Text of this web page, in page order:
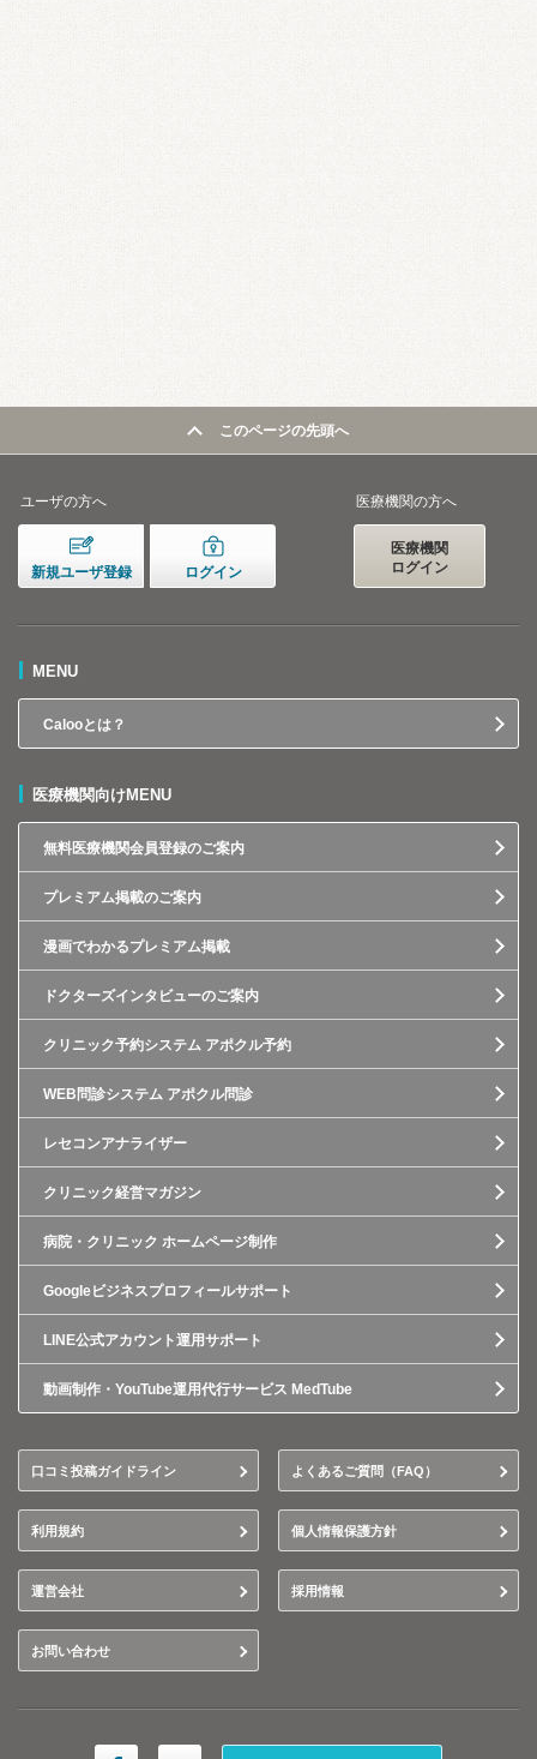
このページの先頭へ
ユーザの方へ
新規ユーザ登録 ログイン
医療機関の方へ
医療機関
ログイン
MENU
Calooとは？
医療機関向けMENU
無料医療機関会員登録のご案内
プレミアム掲載のご案内
漫画でわかるプレミアム掲載
ドクターズインタビューのご案内
クリニック予約システム アポクル予約
WEB問診システム アポクル問診
レセコンアナライザー
クリニック経営マガジン
病院・クリニック ホームページ制作
Googleビジネスプロフィールサポート
LINE公式アカウント運用サポート
動画制作・YouTube運用代行サービス MedTube
口コミ投稿ガイドライン よくあるご質問（FAQ）
利用規約 個人情報保護方針
運営会社 採用情報
お問い合わせ